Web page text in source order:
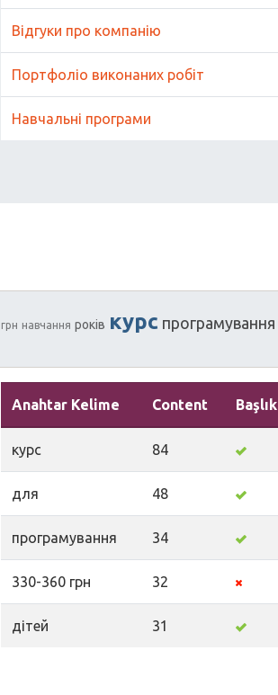
Відгуки про компанію
Портфоліо виконаних робіт
Навчальні програми
грн навчання років курс програмування
Anahtar Kelime Content Başlık
курс 84
для 48
програмування 34
330-360 грн 32
дітей 31